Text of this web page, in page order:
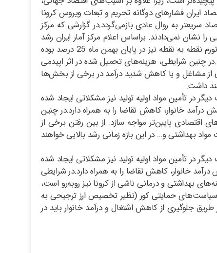
ایران فشارهای دوگانه تحریم و تبعات ویروس کرونا
سریعتر به روال عادی بازمی‌گردد.در گزارشی که مرکز
نمی‌دادند. براساس اعلام مرکز آمار ایران رشد
اقتصادی در 9 ماهه نخست سال 1398، در حدود منفی 7.6 درصد و رشد اقتصادی بدون نفت نیز تقریباً صفر بوده است. همچنین، نرخ تورم نقطه به نقطه نیز در پایان بهمن ماه 25 درصد بوده
دولت به لحاظ منابع در تنگنا قرار دارد و کسری بودجه دولت یکی از معضلات مهم اقتصاد ایران برای سال 1399 است.در چنین شرایطی، هزینه‌های تحمیل شده در اثر اپیدمی
از مشاغل و یا کاهش شدید درآمد در برخی از بخش‌ها
داشت.
در تأمین مواد اولیه تولید نیز مشکلاتی ایجاد شده
خانوار، کاهش تقاضا را به همراه دارد.در چنین
اقتصادی پایین‌تر مواجه سازد. از بین رفتن برخی از
بهداشتی و… در این بازه زمانی رشد بالایی خواهند
در تأمین مواد اولیه تولید نیز مشکلاتی ایجاد شده
خانوار، کاهش تقاضا را به همراه دارد.در شرایطی
بهداشتی و درمانی ناشی از کرونا نیز روبه‌رو است،
حمایتی کور (نظیر تخصیص ارز ترجیحی به
جلوگیری از کاهش اشتغال و درآمد خانوار باید در